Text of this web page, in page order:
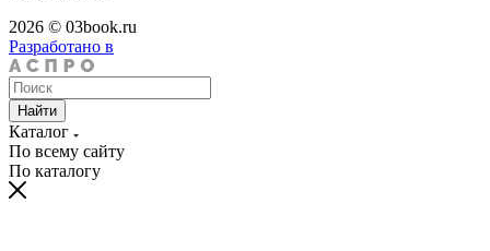
2026 © 03book.ru
Разработано в
Найти
Каталог
По всему сайту
По каталогу